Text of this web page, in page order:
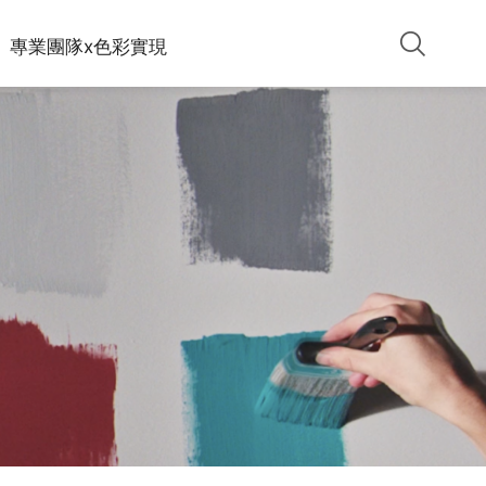
致⼒於為我們的客⼾提供創新、有效、安全的產品，將
對環境的影響降⾄最低，只提供無甲醛、零/低VOC的
⽔性環保乳膠漆，並得到多項的第三⽅認證，達到綠⾊
施工步驟：一道底漆 ＋ 兩道面漆
施工方式：滾塗施作、噴塗施作
精選設計師作品與色號運用，透過真實場景示範，協助
你想像塗料上牆後的效果，找到最貼近理想的色彩方
專業團隊x色彩實現